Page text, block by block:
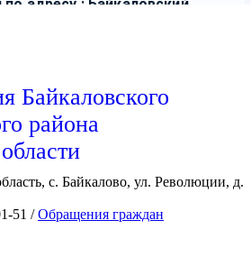
Байкаловского
района
с. Байкалово, ул. Революции, д.
51 /Обращения граждан